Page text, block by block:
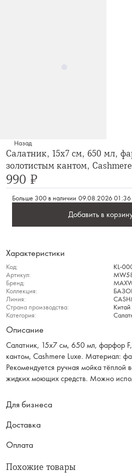
Назад
Салатник, 15х7 см, 650 мл,
золотистым кантом,
990 ₽
Больше 300 в наличии 09.08.2026 01:36
Добавить в
Характеристики
Код:
KL-
Артикул:
Бренд:
Коллекция:
Линия:
Страна производства:
Китай
Категория:
Описание
Салатник, 15х7 см, 650 мл, фарфор
кантом, Cashmere Luxe. Материал:
Рекомендуется ручная мойка тёплой
жидких моющих средств. Можно
Для бизнеса
Доставка
Оплата
Похожие товары